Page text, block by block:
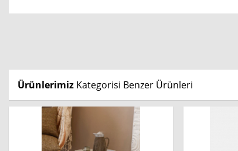
Ürünlerimiz Kategorisi Benzer Ürünleri